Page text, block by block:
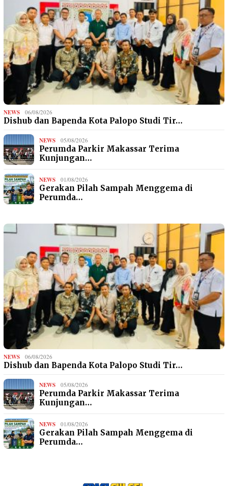
NEWS 06/08/2026
Dishub dan Bapenda Kota Palopo Studi Tir…
NEWS 05/08/2026
Perumda Parkir Makassar Terima
Kunjungan…
NEWS 01/08/2026
Gerakan Pilah Sampah Menggema di
Perumda…
NEWS 06/08/2026
Dishub dan Bapenda Kota Palopo Studi Tir…
NEWS 05/08/2026
Perumda Parkir Makassar Terima
Kunjungan…
NEWS 01/08/2026
Gerakan Pilah Sampah Menggema di
Perumda…